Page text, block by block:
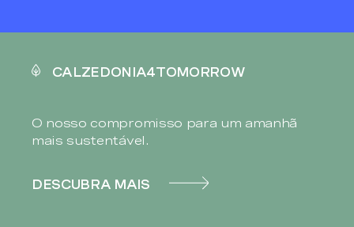
CALZEDONIA4TOMORROW
O nosso compromisso para um amanhã
mais sustentável.
DESCUBRA MAIS